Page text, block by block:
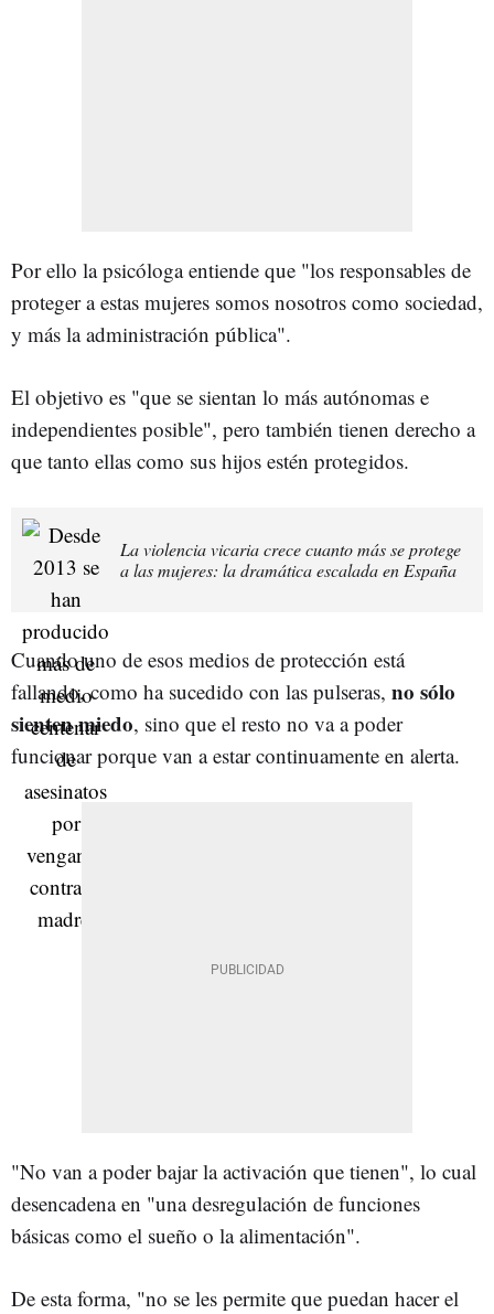
Por ello la psicóloga entiende que "los responsables de
proteger a estas mujeres somos nosotros como sociedad,
y más la administración pública".
El objetivo es "que se sientan lo más autónomas e
independientes posible", pero también tienen derecho a
que tanto ellas como sus hijos estén protegidos.
La violencia vicaria crece cuanto más se protege
a las mujeres: la dramática escalada en España
Cuando uno de esos medios de protección está
fallando, como ha sucedido con las pulseras, no sólo
sienten miedo, sino que el resto no va a poder
funcionar porque van a estar continuamente en alerta.
"No van a poder bajar la activación que tienen", lo cual
desencadena en "una desregulación de funciones
básicas como el sueño o la alimentación".
De esta forma, "no se les permite que puedan hacer el